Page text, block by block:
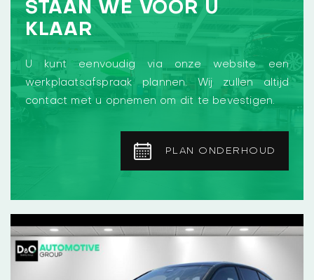
STAAN WE VOOR U
KLAAR
U kunt eenvoudig via onze website een
werkplaatsafspraak plannen. Wij zullen altijd
contact met u opnemen om dit te bevestigen.
PLAN ONDERHOUD